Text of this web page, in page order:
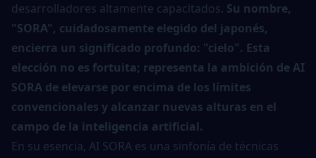
desarrolladores altamente capacitados. Su nombre,
"SORA", cuidadosamente elegido del japonés,
encierra un significado profundo: "cielo". Esta
elección no es fortuita; representa la ambición de AI
SORA de elevarse por encima de los límites
convencionales y alcanzar nuevas alturas en el
campo de la inteligencia artificial.
En su esencia, AI SORA es una sinfonía de técnicas